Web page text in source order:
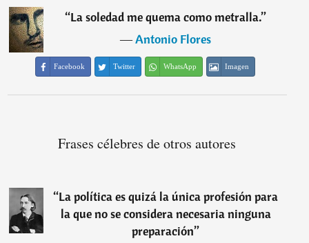
“La soledad me quema como metralla.”
―Antonio Flores
Facebook Twitter WhatsApp Imagen
Frases célebres de otros autores
“La política es quizá la única profesión para
la que no se considera necesaria ninguna
preparación”